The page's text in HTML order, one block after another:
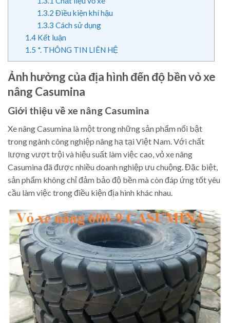
1.3.2 Điều kiện khí hậu
1.3.3 Cách sử dụng
1.4Kết luận
1.5 *. THÔNG TIN LIÊN HỆ
Ảnh hưởng của địa hình đến độ bền vỏ xe
nâng Casumina
Giới thiệu về xe nâng Casumina
Xe nâng Casumina là một trong những sản phẩm nổi bật
trong ngành công nghiệp nâng hạ tại Việt Nam. Với chất
lượng vượt trội và hiệu suất làm việc cao, vỏ xe nâng
Casumina đã được nhiều doanh nghiệp ưu chuộng. Đặc biệt,
sản phẩm không chỉ đảm bảo độ bền mà còn đáp ứng tốt yêu
cầu làm việc trong điều kiện địa hình khác nhau.